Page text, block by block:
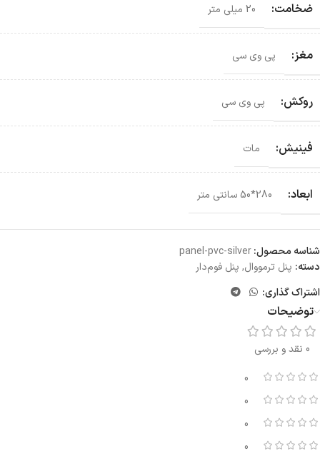
ضخامت: 20 میلی متر
مغز: پی وی سی
روکش: پی وی سی
فینیش: مات
ابعاد: 280*50 سانتی‌ متر
شناسه محصول:panel-pvc-silver
دسته: پنل ترمووال, پنل فوم‌دار
اشتراک گذاری:
توضیحات
0 نقد و بررسی
0
0
0
0